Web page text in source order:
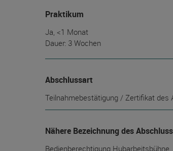
Praktikum
Ja, <1 Monat
Dauer: 3 Wochen
Abschlussart
Teilnahmebestätigung / Zertifikat des
Nähere Bezeichnung des
Bedienberechtigung Hubarbeitsbühne